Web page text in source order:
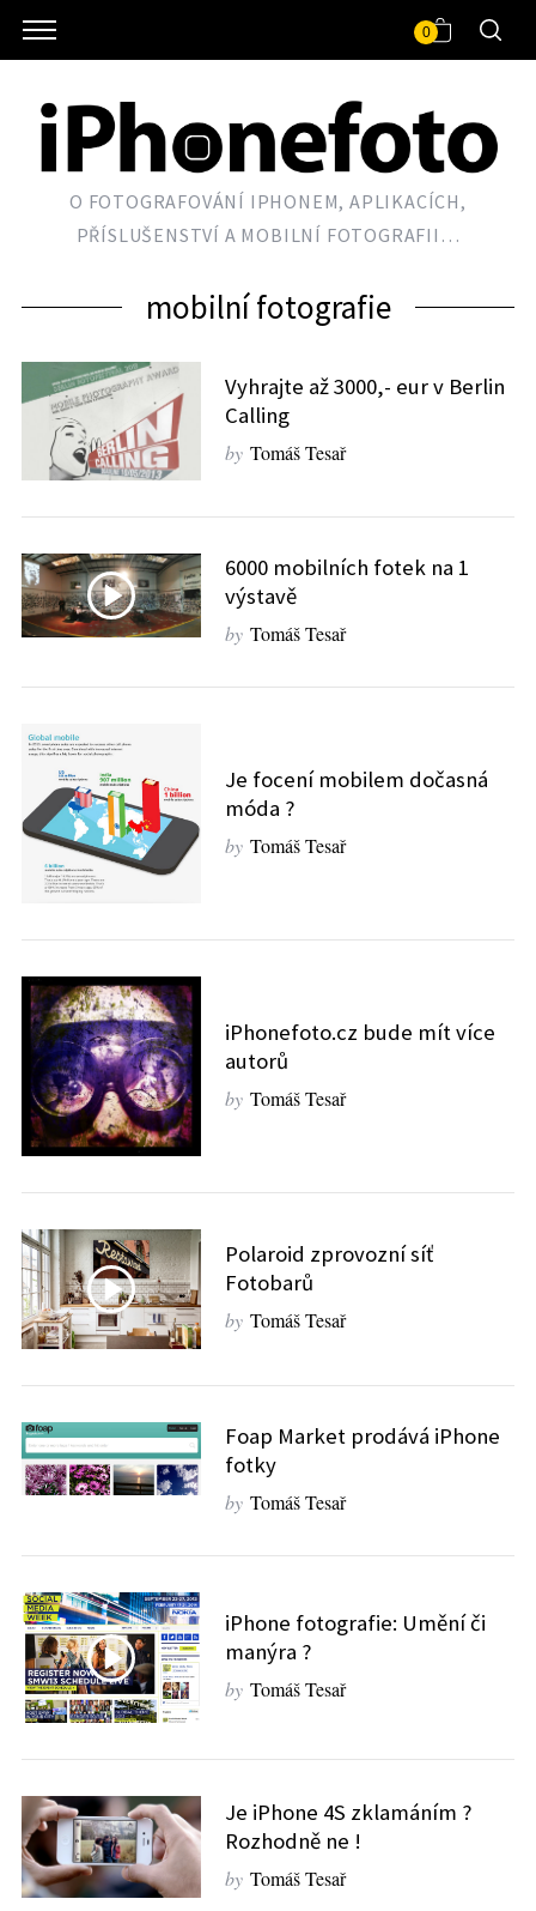
0
O FOTOGRAFOVÁNÍ IPHONEM, APLIKACÍCH,
PŘÍSLUŠENSTVÍ A MOBILNÍ FOTOGRAFII…
mobilní fotografie
Vyhrajte až 3000,- eur v Berlin
Calling
by Tomáš Tesař
6000 mobilních fotek na 1
výstavě
by Tomáš Tesař
Je focení mobilem dočasná
móda ?
by Tomáš Tesař
iPhonefoto.cz bude mít více
autorů
by Tomáš Tesař
Polaroid zprovozní síť
Fotobarů
by Tomáš Tesař
Foap Market prodává iPhone
fotky
by Tomáš Tesař
iPhone fotografie: Umění či
manýra ?
by Tomáš Tesař
Je iPhone 4S zklamáním ?
Rozhodně ne !
by Tomáš Tesař
S
e
r
c
h
f
o
r